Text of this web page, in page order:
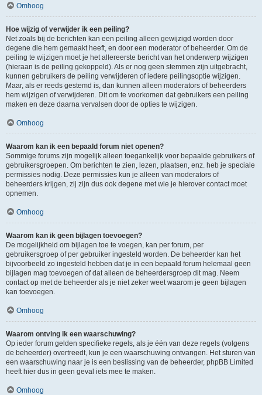
Omhoog
Hoe wijzig of verwijder ik een peiling?
Net zoals bij de berichten kan een peiling alleen gewijzigd worden door
degene die hem gemaakt heeft, en door een moderator of beheerder. Om de
peiling te wijzigen moet je het allereerste bericht van het onderwerp wijzigen
(hieraan is de peiling gekoppeld). Als er nog geen stemmen zijn uitgebracht,
kunnen gebruikers de peiling verwijderen of iedere peilingsoptie wijzigen.
Maar, als er reeds gestemd is, dan kunnen alleen moderators of beheerders
hem wijzigen of verwijderen. Dit om te voorkomen dat gebruikers een peiling
maken en deze daarna vervalsen door de opties te wijzigen.
Omhoog
Waarom kan ik een bepaald forum niet openen?
Sommige forums zijn mogelijk alleen toegankelijk voor bepaalde gebruikers of
gebruikersgroepen. Om berichten te zien, lezen, plaatsen, enz. heb je speciale
permissies nodig. Deze permissies kun je alleen van moderators of
beheerders krijgen, zij zijn dus ook degene met wie je hierover contact moet
opnemen.
Omhoog
Waarom kan ik geen bijlagen toevoegen?
De mogelijkheid om bijlagen toe te voegen, kan per forum, per
gebruikersgroep of per gebruiker ingesteld worden. De beheerder kan het
bijvoorbeeld zo ingesteld hebben dat je in een bepaald forum helemaal geen
bijlagen mag toevoegen of dat alleen de beheerdersgroep dit mag. Neem
contact op met de beheerder als je niet zeker weet waarom je geen bijlagen
kan toevoegen.
Omhoog
Waarom ontving ik een waarschuwing?
Op ieder forum gelden specifieke regels, als je één van deze regels (volgens
de beheerder) overtreedt, kun je een waarschuwing ontvangen. Het sturen van
een waarschuwing naar je is een beslissing van de beheerder, phpBB Limited
heeft hier dus in geen geval iets mee te maken.
Omhoog